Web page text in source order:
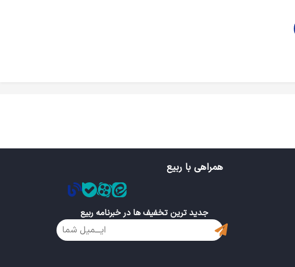
همراهی با ربیع
جدید ترین تخفیف ها در خبرنامه ربیع